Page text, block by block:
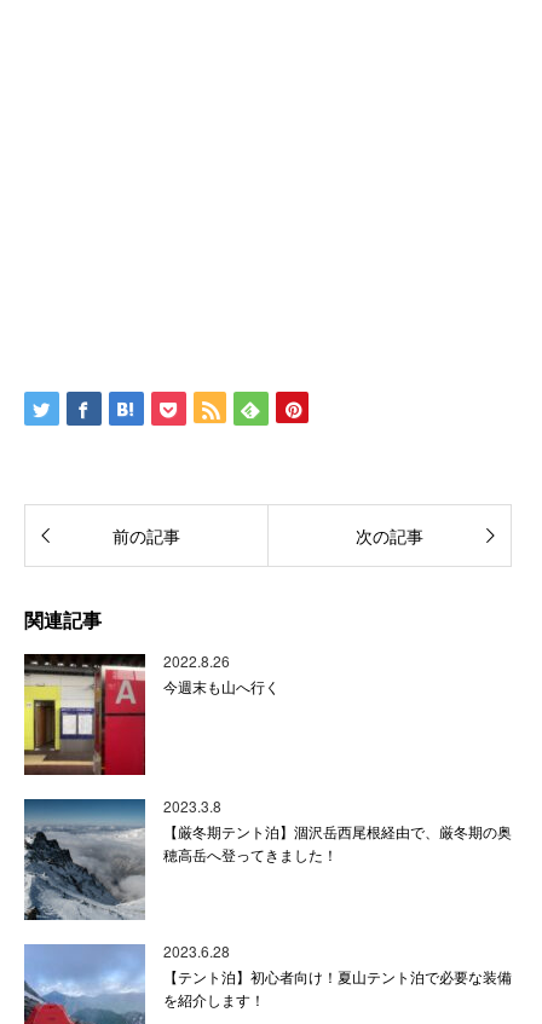
前の記事 次の記事
関連記事
2022.8.26
今週末も山へ行く
2023.3.8
【厳冬期テント泊】涸沢岳西尾根経由で、厳冬期の奥
穂高岳へ登ってきました！
2023.6.28
【テント泊】初心者向け！夏山テント泊で必要な装備
を紹介します！